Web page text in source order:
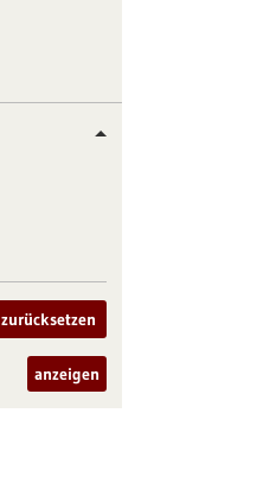
zurücksetzen
anzeigen